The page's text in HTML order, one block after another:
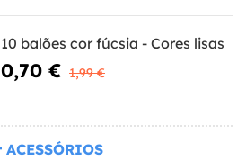
10 balões cor fúcsia - Cores lisas
0,70 € 1,99 €
ACESSÓRIOS